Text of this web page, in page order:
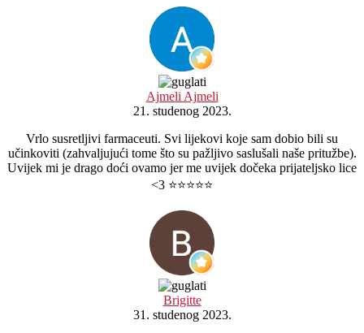
Ajmeli Ajmeli
21. studenog 2023.
Vrlo susretljivi farmaceuti. Svi lijekovi koje sam dobio bili su
učinkoviti (zahvaljujući tome što su pažljivo saslušali naše pritužbe).
Uvijek mi je drago doći ovamo jer me uvijek dočeka prijateljsko lice
<3 ⭐️⭐️⭐️⭐️⭐️
Brigitte
31. studenog 2023.